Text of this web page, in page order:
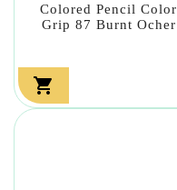
Colored Pencil Color
Grip 87 Burnt Ocher
